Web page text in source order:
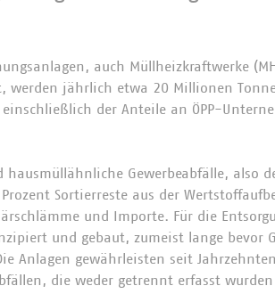
auch Müllheizkraftwerke
werden jährlich etwa 20 Millionen
der Anteile an ÖPP-
Gewerbeabfälle, also
Sortierreste aus der
und Importe. Für die
und gebaut, zumeist lange bevor
Anlagen gewährleisten seit
die weder getrennt erfasst